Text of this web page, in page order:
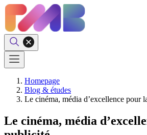
Homepage
Blog & études
Le cinéma, média d’excellence pour
Le cinéma, média